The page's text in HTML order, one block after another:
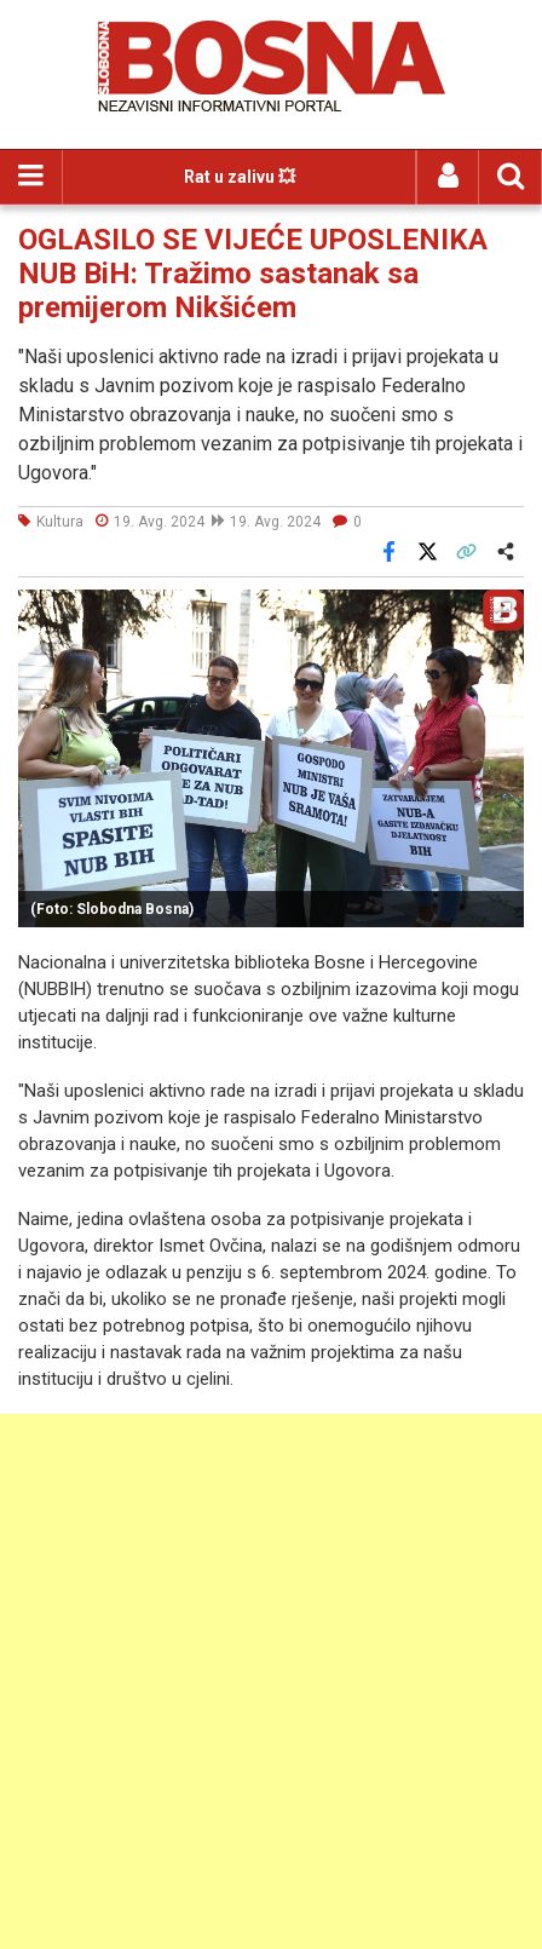
Rat u zalivu 💥
OGLASILO SE VIJEĆE UPOSLENIKA
NUB BiH: Tražimo sastanak sa
premijerom Nikšićem
"Naši uposlenici aktivno rade na izradi i prijavi projekata u
skladu s Javnim pozivom koje je raspisalo Federalno
Ministarstvo obrazovanja i nauke, no suočeni smo s
ozbiljnim problemom vezanim za potpisivanje tih projekata i
Ugovora."
Kultura 19. Avg. 2024 19. Avg. 2024 0
Facebook
(Foto: Slobodna Bosna)
Nacionalna i univerzitetska biblioteka Bosne i Hercegovine
(NUBBIH) trenutno se suočava s ozbiljnim izazovima koji mogu
utjecati na daljnji rad i funkcioniranje ove važne kulturne
institucije.
"Naši uposlenici aktivno rade na izradi i prijavi projekata u skladu
s Javnim pozivom koje je raspisalo Federalno Ministarstvo
obrazovanja i nauke, no suočeni smo s ozbiljnim problemom
vezanim za potpisivanje tih projekata i Ugovora.
Naime, jedina ovlaštena osoba za potpisivanje projekata i
Ugovora, direktor Ismet Ovčina, nalazi se na godišnjem odmoru
i najavio je odlazak u penziju s 6. septembrom 2024. godine. To
znači da bi, ukoliko se ne pronađe rješenje, naši projekti mogli
ostati bez potrebnog potpisa, što bi onemogućilo njihovu
realizaciju i nastavak rada na važnim projektima za našu
instituciju i društvo u cjelini.